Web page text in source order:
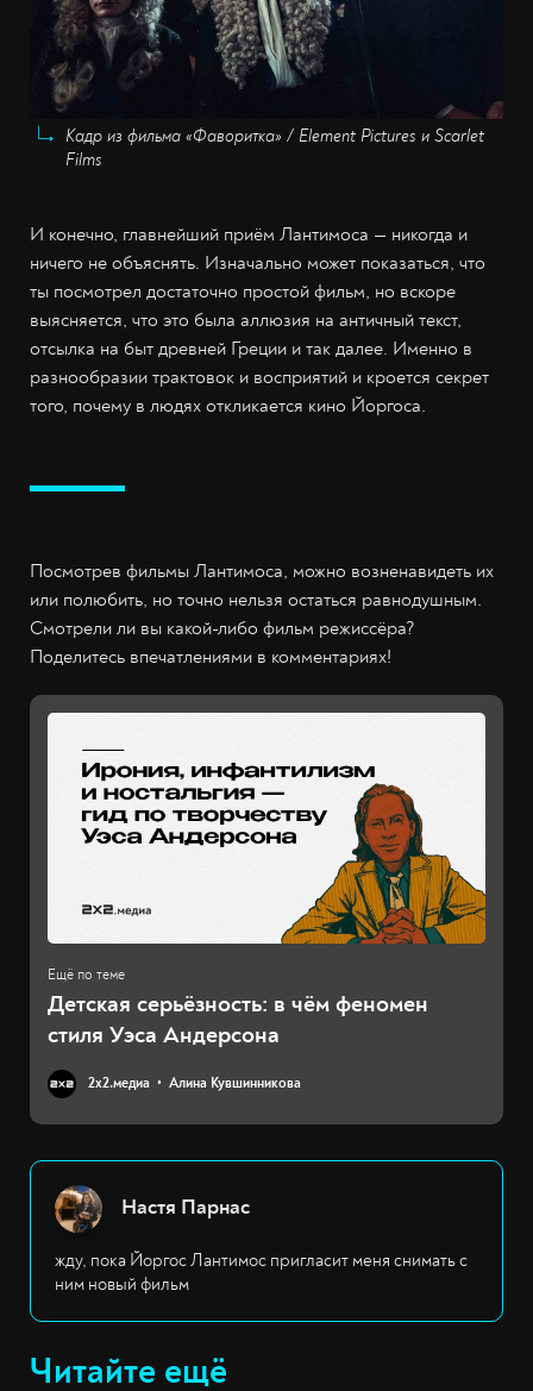
Кадр из фильма «Фаворитка» / Element Pictures и Scarlet
Films
И конечно, главнейший приём Лантимоса — никогда и
ничего не объяснять. Изначально может показаться, что
ты посмотрел достаточно простой фильм, но вскоре
выясняется, что это была аллюзия на античный текст,
отсылка на быт древней Греции и так далее. Именно в
разнообразии трактовок и восприятий и кроется секрет
того, почему в людях откликается кино Йоргоса.
Посмотрев фильмы Лантимоса, можно возненавидеть их
или полюбить, но точно нельзя остаться равнодушным.
Смотрели ли вы какой-либо фильм режиссёра?
Поделитесь впечатлениями в комментариях!
Детская серьёзность: в чём феномен
стиля Уэса Андерсона
2х2.медиа Алина Кувшинникова
Настя Парнас
жду, пока Йоргос Лантимос пригласит меня снимать с
ним новый фильм
Читайте ещё